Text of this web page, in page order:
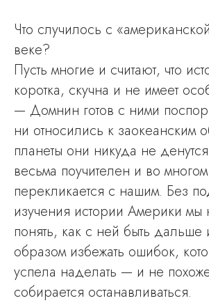
Что случилось с
веке?
Пусть многие и считают, что
коротка, скучна и не имеет
— Домнин готов с ними
ни относились к заокеанским
планеты они никуда не
весьма поучителен и во многом
перекликается с нашим. Без
изучения истории Америки мы
понять, как с ней быть дальше
образом избежать ошибок,
успела наделать — и не
собирается останавливаться.